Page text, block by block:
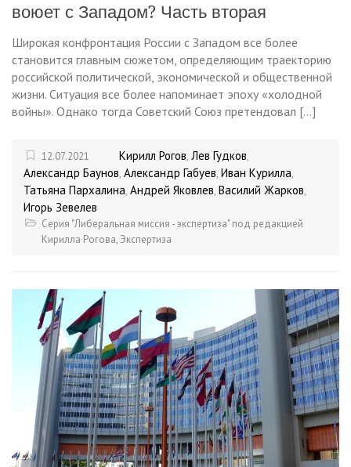
воюет с Западом? Часть вторая
Широкая конфронтация России с Западом все более
становится главным сюжетом, определяющим траекторию
российской политической, экономической и общественной
жизни. Ситуация все более напоминает эпоху «холодной
войны». Однако тогда Советский Союз претендовал […]
12.07.2021 Кирилл Рогов, Лев Гудков,
Александр Баунов, Александр Габуев, Иван Курилла,
Татьяна Пархалина, Андрей Яковлев, Василий Жарков,
Игорь Зевелев
Серия "Либеральная миссия - экспертиза" под редакцией
Кирилла Рогова, Экспертиза